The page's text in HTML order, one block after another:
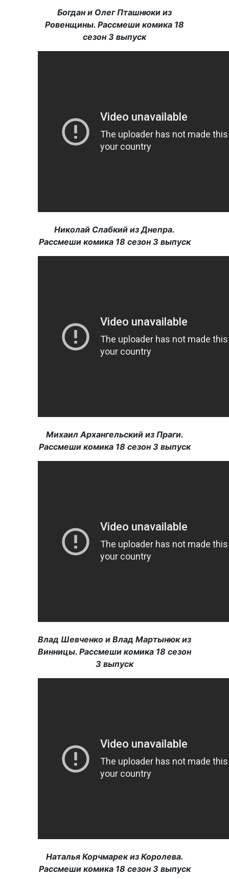
Богдан и Олег Пташнюки из
Ровенщины. Рассмеши комика 18
сезон 3 выпуск
Николай Слабкий из Днепра.
Рассмеши комика 18 сезон 3 выпуск
Михаил Архангельский из Праги.
Рассмеши комика 18 сезон 3 выпуск
Влад Шевченко и Влад Мартынюк из
Винницы. Рассмеши комика 18 сезон
3 выпуск
Наталья Корчмарек из Королева.
Рассмеши комика 18 сезон 3 выпуск